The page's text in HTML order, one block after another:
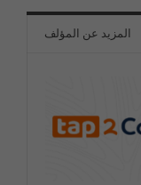
المزيد عن المؤلف